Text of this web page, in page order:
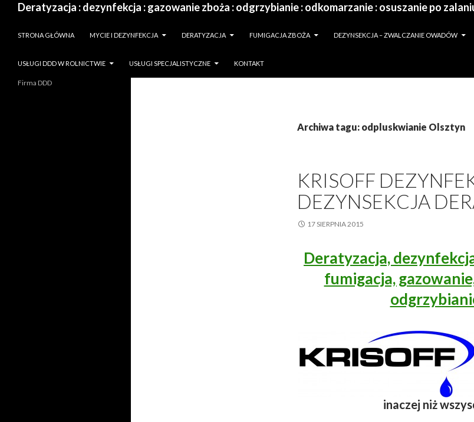
STRONA GŁÓWNA
MYCIE I DEZYNFEKCJA DERATYZACJA FUMIGACJA ZBOŻA DEZYNSEKCJA – ZWALCZANIE OWADÓW
USŁUGI DDD W ROLNICTWIE USŁUGI SPECJALISTYCZNE KONTAKT
Archiwa tagu: odpluskwianie Olsztyn
KRISOFF
DEZYNSEKCJA
17 SIERPNIA 2015
Deratyzacja,
fumigacja,
inaczej niż
Firma DDD